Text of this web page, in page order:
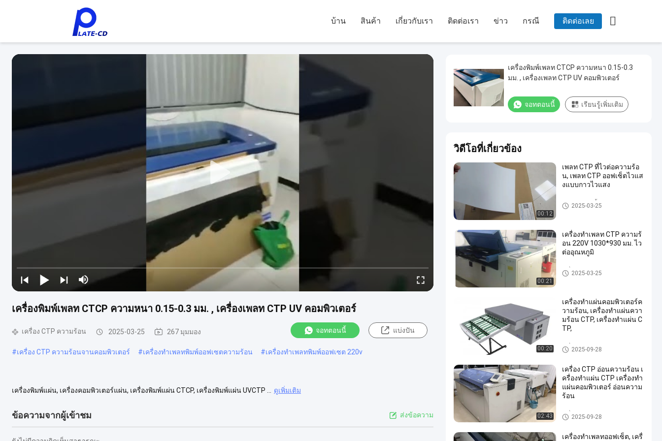
บ้าน สินค้า เกี่ยวกับเรา ติดต่อเรา ข่าว กรณี ติดต่อเลย 
เครื่องพิมพ์เพลท CTCP ความหนา 0.15-0.3 มม. , เครื่องเพลท CTP UV คอมพิวเตอร์
เครื่อง CTP ความร้อน 2025-03-25 267 มุมมอง จอทตอนนี้ แบ่งปัน
#เครื่อง CTP ความร้อนจานคอมพิวเตอร์ #เครื่องทำเพลทพิมพ์ออฟเซตความร้อน #เครื่องทำเพลทพิมพ์ออฟเซต 220v
เครื่องพิมพ์แผ่น, เครื่องคอมพิวเตอร์แผ่น, เครื่องพิมพ์แผ่น CTCP, เครื่องพิมพ์แผ่น UVCTP ... ดูเพิ่มเติม
ข้อความจากผู้เข้าชม ส่งข้อความ
เครื่องพิมพ์เพลท CTCP ความหนา 0.15-0.3
มม. , เครื่องเพลท CTP UV คอมพิวเตอร์
จอทตอนนี้ เรียนรู้เพิ่มเติม
วิดีโอที่เกี่ยวข้อง
00:12
เพลท CTP ที่ไวต่อความร้อ
น, เพลท CTP ออฟเซ็ตไวแส
งแบบกาวไวแสง
แผ่น CTP 2 ชั้น
2025-03-25
00:21
เครื่องทำเพลท CTP ความร้
อน 220V 1030*930 มม. ไว
ต่ออุณหภูมิ
เครื่อง CTP ความร้อน
2025-03-25
00:20
เครื่องทำแผ่นคอมพิวเตอร์ค
วามร้อน, เครื่องทำแผ่นควา
มร้อน CTP, เครื่องทำแผ่น C
TP,
เครื่อง CTP ความร้อน
2025-09-28
02:43
เครื่อง CTP อ่อนความร้อน เ
ครื่องทําแผ่น CTP เครื่องทํา
แผ่นคอมพิวเตอร์ อ่อนความ
ร้อน
เครื่อง CTP ความร้อน
2025-09-28
เครื่องทำเพลทออฟเซ็ต, เครื่